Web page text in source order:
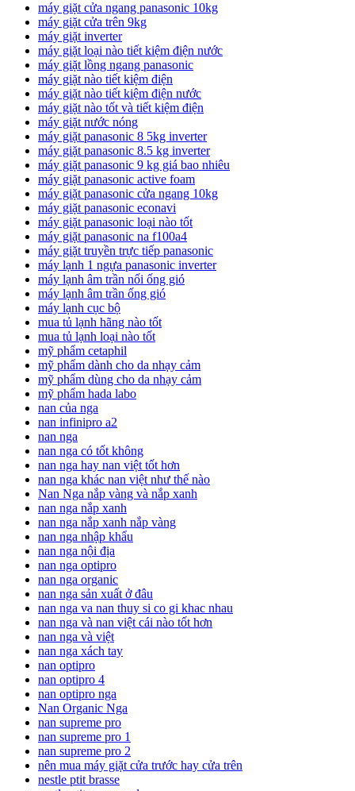
máy giặt cửa ngang panasonic 10kg
máy giặt cửa trên 9kg
máy giặt inverter
máy giặt loại nào tiết kiệm điện nước
máy giặt lồng ngang panasonic
máy giặt nào tiết kiệm điện
máy giặt nào tiết kiệm điện nước
máy giặt nào tốt và tiết kiệm điện
máy giặt nước nóng
máy giặt panasonic 8 5kg inverter
máy giặt panasonic 8.5 kg inverter
máy giặt panasonic 9 kg giá bao nhiêu
máy giặt panasonic active foam
máy giặt panasonic cửa ngang 10kg
máy giặt panasonic econavi
máy giặt panasonic loại nào tốt
máy giặt panasonic na f100a4
máy giặt truyền trực tiếp panasonic
máy lạnh 1 ngựa panasonic inverter
máy lạnh âm trần nối ống gió
máy lạnh âm trần ống gió
máy lạnh cục bộ
mua tủ lạnh hãng nào tốt
mua tủ lạnh loại nào tốt
mỹ phẩm cetaphil
mỹ phẩm dành cho da nhạy cảm
mỹ phẩm dùng cho da nhạy cảm
mỹ phẩm hada labo
nan của nga
nan infinipro a2
nan nga
nan nga có tốt không
nan nga hay nan việt tốt hơn
nan nga khác nan việt như thế nào
Nan Nga nắp vàng và nắp xanh
nan nga nắp xanh
nan nga nắp xanh nắp vàng
nan nga nhập khẩu
nan nga nội địa
nan nga optipro
nan nga organic
nan nga sản xuất ở đâu
nan nga va nan thuy si co gi khac nhau
nan nga và nan việt cái nào tốt hơn
nan nga và việt
nan nga xách tay
nan optipro
nan optipro 4
nan optipro nga
Nan Organic Nga
nan supreme pro
nan supreme pro 1
nan supreme pro 2
nên mua máy giặt cửa trước hay cửa trên
nestle ptit brasse